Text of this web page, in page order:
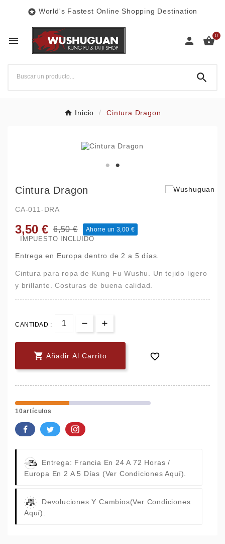
 World's Fastest Online Shopping Destination
  0

Inicio Cintura Dragon
Cintura Dragon
CA-011-DRA
3,50 € 6,50 € Ahorre un 3,00 €
IMPUESTO INCLUIDO
Entrega en Europa dentro de 2 a 5 días.
Cintura para ropa de Kung Fu Wushu. Un tejido ligero
y brillante. Costuras de buena calidad.
CANTIDAD :
 Añadir Al Carrito 
10artículos
Entrega: Francia En 24 A 72 Horas /
Europa En 2 A 5 Días (Ver Condiciones Aquí).
Devoluciones Y Cambios(Ver Condiciones
Aquí).